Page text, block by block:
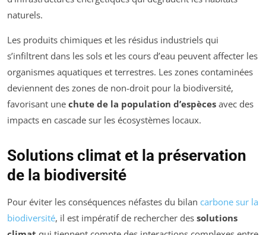
naturels.
Les produits chimiques et les résidus industriels qui
s’infiltrent dans les sols et les cours d’eau peuvent affecter les
organismes aquatiques et terrestres. Les zones contaminées
deviennent des zones de non-droit pour la biodiversité,
favorisant une chute de la population d’espèces avec des
impacts en cascade sur les écosystèmes locaux.
Solutions climat et la préservation
de la biodiversité
Pour éviter les conséquences néfastes du bilan carbone sur la
biodiversité, il est impératif de rechercher des solutions